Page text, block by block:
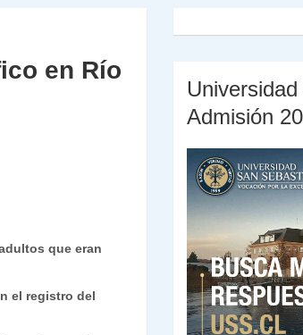
en Río
que eran
el registro del
Admisión